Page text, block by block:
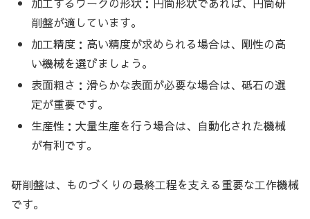
削盤が適しています。
加工精度：高い精度が求められる場合は、剛性の高
い機械を選びましょう。
表面粗さ：滑らかな表面が必要な場合は、砥石の選
定が重要です。
生産性：大量生産を行う場合は、自動化された機械
が有利です。
研削盤は、ものづくりの最終工程を支える重要な工作機械
です。